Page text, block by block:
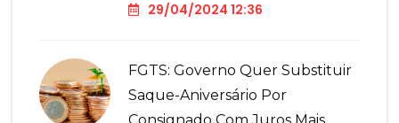
29/04/2024 12:36
FGTS: Governo Quer Substituir
Saque-Aniversário Por